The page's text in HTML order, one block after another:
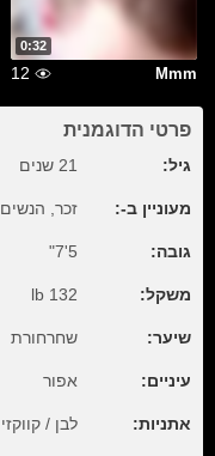
0:32
Mmm
12
פרטי הדוגמנית
גיל: 21 שנים
מעוניין ב-: זכר, הנשים
גובה: 5'7"
משקל: 132 lb
שיער: שחרחורת
עיניים: אפור
אתניות: לבן / קווקזי